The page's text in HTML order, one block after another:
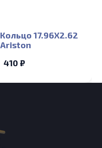
Кольцо 17.96X2.62
Ariston
410 ₽